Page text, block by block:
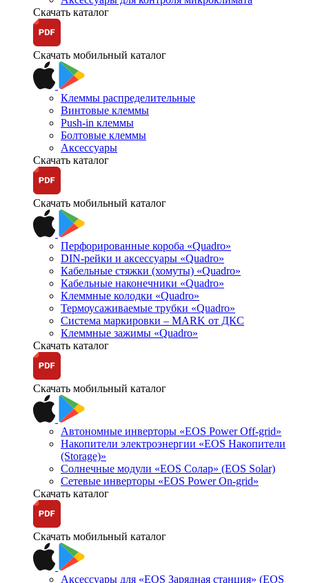
Скачать каталог
Скачать мобильный каталог
Клеммы распределительные
Винтовые клеммы
Push-in клеммы
Болтовые клеммы
Аксессуары
Скачать каталог
Скачать мобильный каталог
Перфорированные короба «Quadro»
DIN-рейки и аксессуары «Quadro»
Кабельные стяжки (хомуты) «Quadro»
Кабельные наконечники «Quadro»
Клеммные колодки «Quadro»
Термоусаживаемые трубки «Quadro»
Система маркировки – MARK от ДКС
Клеммные зажимы «Quadro»
Скачать каталог
Скачать мобильный каталог
Автономные инверторы «EOS Power Off-grid»
Накопители электроэнергии «EOS Накопители
(Storage)»
Солнечные модули «EOS Солар» (EOS Solar)
Сетевые инверторы «EOS Power On-grid»
Скачать каталог
Скачать мобильный каталог
Аксессуары для «EOS Зарядная станция» (EOS